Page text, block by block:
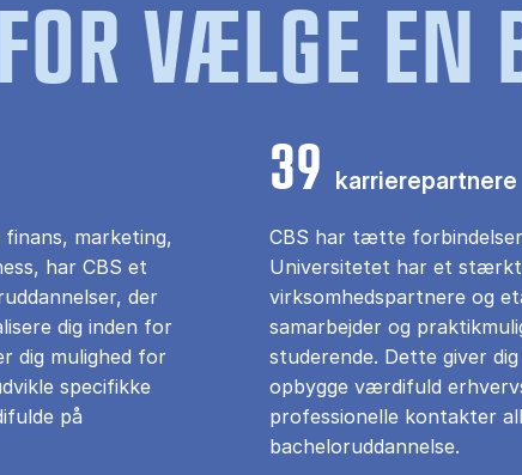
VÆLGE EN
marketing,
har CBS et
der
dig inden for
dig mulighed for
specifikke
på
39 karrierepartnere
CBS har tætte
Universitetet har et
virksomhedspartnere og
samarbejder og
studerende. Dette giver
opbygge værdifuld
professionelle kontakter
bacheloruddannelse.